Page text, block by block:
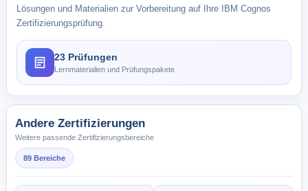
Lösungen und Materialien zur Vorbereitung auf Ihre IBM Cognos
Zertifizierungsprüfung.
23 Prüfungen
Lernmaterialien und Prüfungspakete
Andere Zertifizierungen
Weitere passende Zertifizierungsbereiche
89 Bereiche